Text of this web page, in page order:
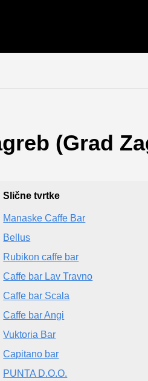
(Grad
Slične tvrtke
Manaske Caffe Bar
Bellus
Rubikon caffe bar
Caffe bar Lav Travno
Caffe bar Scala
Caffe bar Angi
Vuktoria Bar
Capitano bar
PUNTA D.O.O.